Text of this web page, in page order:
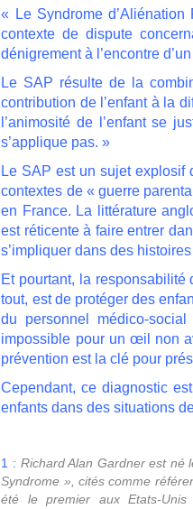
« Le Syndrome
contexte de dispute
dénigrement à l’encontre
Le SAP résulte de la
contribution de l’enfant à la
l’animosité de l’enfant se
s’applique pas. »
Le SAP est un sujet
contextes de « guerre
en France. La littérature
est réticente à faire entrer
s’impliquer dans des
Et pourtant, la responsabilité
tout, est de protéger des
du personnel médico-
impossible pour un œil non
prévention est la clé pour
Cependant, ce diagnostic
enfants dans des situations
1 : Richard Alan Gardner est né
Syndrome », cités comme
été le premier aux Etats-Unis